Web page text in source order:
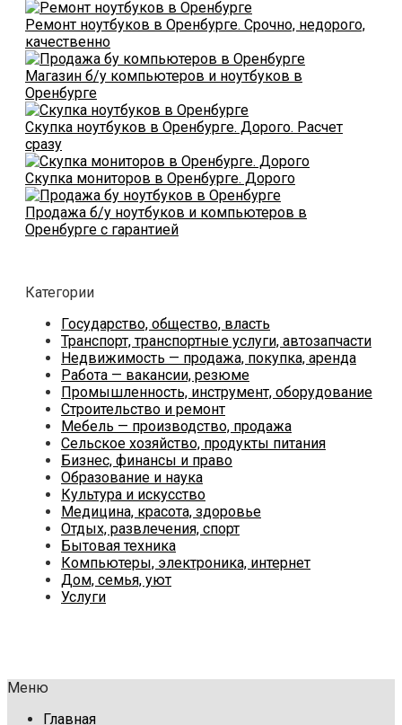
Ремонт ноутбуков в Оренбурге. Срочно, недорого,
качественно
Магазин б/у компьютеров и ноутбуков в
Оренбурге
Скупка ноутбуков в Оренбурге. Дорого. Расчет
сразу
Скупка мониторов в Оренбурге. Дорого
Продажа б/у ноутбуков и компьютеров в
Оренбурге с гарантией
Категории
Государство, общество, власть
Транспорт, транспортные услуги, автозапчасти
Недвижимость — продажа, покупка, аренда
Работа — вакансии, резюме
Промышленность, инструмент, оборудование
Строительство и ремонт
Мебель — производство, продажа
Сельское хозяйство, продукты питания
Бизнес, финансы и право
Образование и наука
Культура и искусство
Медицина, красота, здоровье
Отдых, развлечения, спорт
Бытовая техника
Компьютеры, электроника, интернет
Дом, семья, уют
Услуги
Меню
Главная